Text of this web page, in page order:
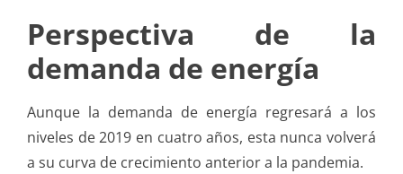
Perspectiva de la
demanda de energía
Aunque la demanda de energía regresará a los
niveles de 2019 en cuatro años, esta nunca volverá
a su curva de crecimiento anterior a la pandemia.